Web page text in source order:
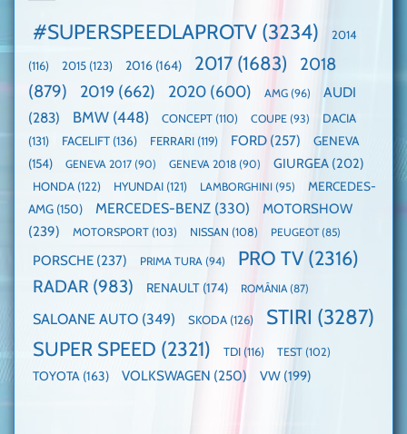
mai
mare
paradă
de
dube
pe
Nurburgring
EV3
câștigătoare,
domină
WCOTY
#SUPERSPEEDLAPROTV (3234) 2014
(116) 2015 (123) 2016 (164) 2017 (1683)
2018
(879)
2019 (662) 2020 (600) AMG (96)
AUDI
(283)
BMW (448) CONCEPT (110) COUPE (93)
DACIA
(131)
FACELIFT (136) FERRARI (119) FORD (257)
GENEVA
(154)
GENEVA 2017 (90) GENEVA 2018 (90) GIURGEA (202)
HONDA (122) HYUNDAI (121) LAMBORGHINI (95)
MERCEDES-
AMG (150) MERCEDES-BENZ (330)
MOTORSHOW
(239)
MOTORSPORT (103) NISSAN (108) PEUGEOT(85)
PORSCHE (237) PRIMA TURA (94) PRO TV (2316)
RADAR (983) RENAULT (174) ROMÂNIA (87)
SALOANE AUTO (349) SKODA (126) STIRI (3287)
SUPER SPEED (2321) TDI (116) TEST (102)
TOYOTA (163) VOLKSWAGEN (250) VW (199)